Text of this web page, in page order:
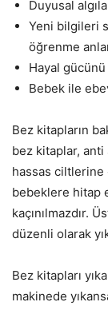
Duyusal
Yeni bilgileri
öğrenme
Hayal
Bebek ile
Bez kitapların
bez kitaplar,
hassas ciltlerine
bebeklere hitap
kaçınılmazdır.
düzenli olarak
Bez kitapları
makinede